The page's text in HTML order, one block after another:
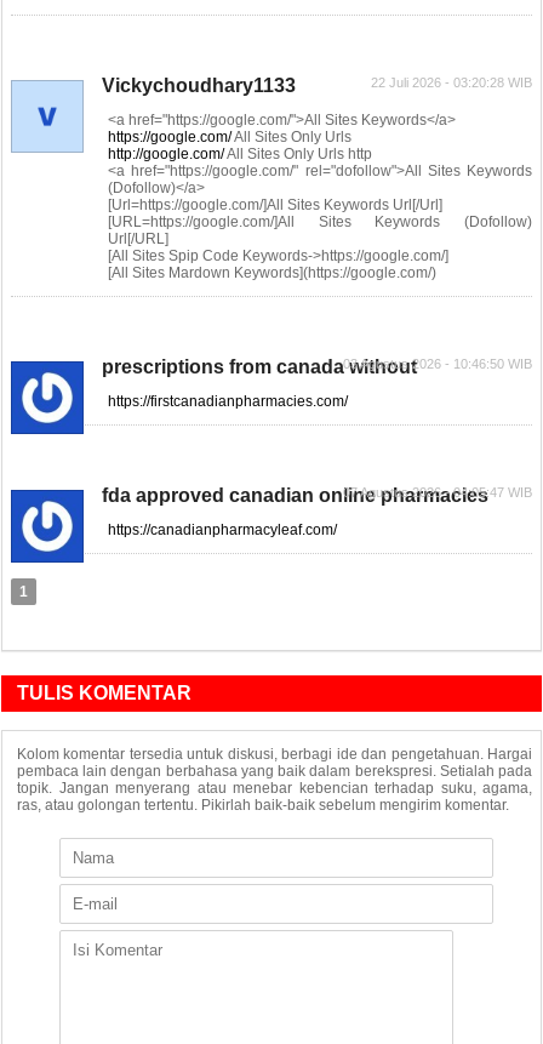
Vickychoudhary1133 22 Juli 2026 - 03:20:28 WIB
<a href="https://google.com/">All Sites Keywords</a>
https://google.com/All Sites Only Urls
http://google.com/All Sites Only Urls http
<a href="https://google.com/" rel="dofollow">All Sites Keywords
(Dofollow)</a>
[Url=https://google.com/]All Sites Keywords Url[/Url]
[URL=https://google.com/]All Sites Keywords (Dofollow)
Url[/URL]
[All Sites Spip Code Keywords->https://google.com/]
[All Sites Mardown Keywords](https://google.com/)
prescriptions from canada without03 Agustus 2026 - 10:46:50 WIB
https://firstcanadianpharmacies.com/
fda approved canadian online pharmacies
07 Agustus 2026 - 04:05:47 WIB
https://canadianpharmacyleaf.com/
1
TULIS KOMENTAR
Kolom komentar tersedia untuk diskusi, berbagi ide dan pengetahuan. Hargai
pembaca lain dengan berbahasa yang baik dalam berekspresi. Setialah pada
topik. Jangan menyerang atau menebar kebencian terhadap suku, agama,
ras, atau golongan tertentu. Pikirlah baik-baik sebelum mengirim komentar.